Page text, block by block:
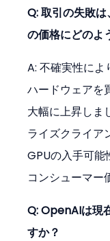
Q: 取引の失敗
の価格にどのよ
A: 不確実性に
ハードウェアを
大幅に上昇しま
ライズクライア
GPUの入手可能
コンシューマー
Q: OpenAIは現
すか？